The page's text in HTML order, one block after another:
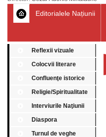
Editorialele Națiunii
Reflexii vizuale
Colocvii literare
Confluenţe istorice
Religie/Spiritualitate
Interviurile Naţiunii
Diaspora
Turnul de veghe